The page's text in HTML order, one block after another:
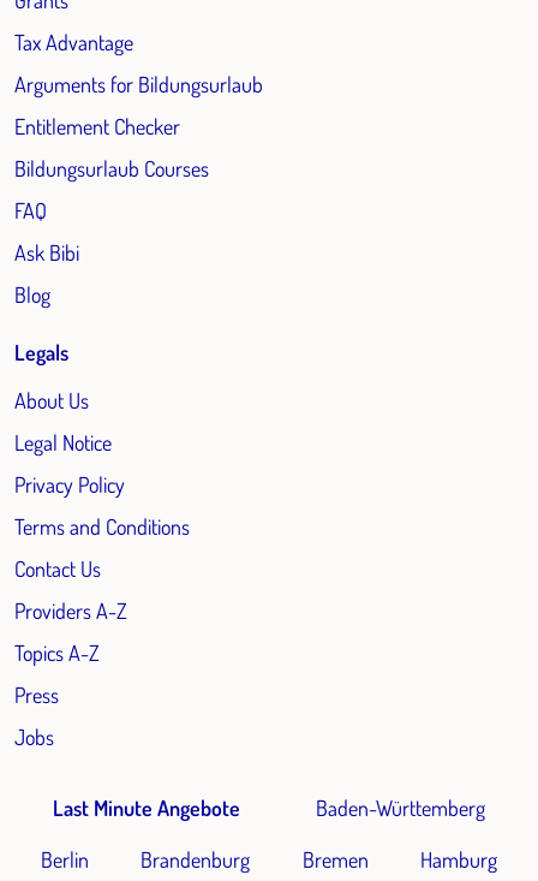
Tax Advantage
Arguments for Bildungsurlaub
Entitlement Checker
Bildungsurlaub Courses
FAQ
Ask Bibi
Blog
Legals
About Us
Legal Notice
Privacy Policy
Terms and Conditions
Contact Us
Providers A-Z
Topics A-Z
Press
Jobs
Last Minute Angebote
Baden-Württemberg
Berlin
Brandenburg Bremen Hamburg